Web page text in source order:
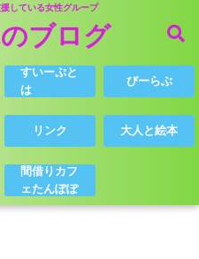
している女性グループ
ブログ
すいーぷと
は
びーらぶ
リンク 大人と絵本
間借りカフ
ェたんぽぽ